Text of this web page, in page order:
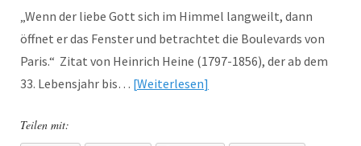
„Wenn der liebe Gott sich im Himmel langweilt, dann
öffnet er das Fenster und betrachtet die Boulevards von
Paris.“ Zitat von Heinrich Heine (1797-1856), der ab dem
33. Lebensjahr bis… Weiterlesen
Teilen mit: